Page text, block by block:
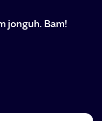
jonguh. Bam!